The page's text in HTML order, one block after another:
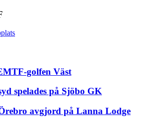
golfen Väst
spelades på Sjöbo GK
avgjord på Lanna Lodge